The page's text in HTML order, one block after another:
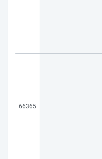
66365